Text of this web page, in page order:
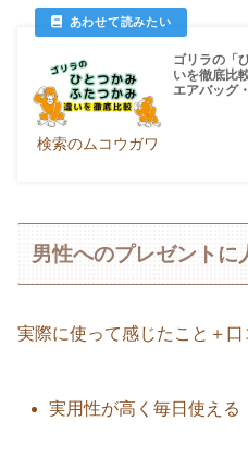
ゴリラの「
いを徹底比
エアバッグ
検索のムコウガワ
男性へのプレゼントに
実際に使って感じたこと＋
実用性が高く毎日使える